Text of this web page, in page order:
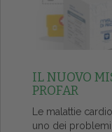
IL NUOVO
PROFAR
Le malattie
uno dei